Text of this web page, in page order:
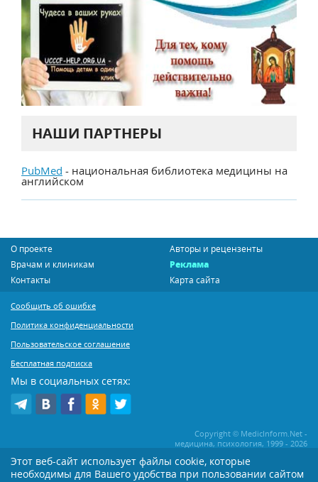
НАШИ ПАРТНЕРЫ
PubMed - национальная библиотека медицины на
английском
О проекте
Авторы и рецензенты
Врачам и клиникам
Реклама
Контакты
Карта сайта
Сообщить об ошибке
Политика конфиденциальности
Пользовательское соглашение
Бесплатная подписка
Мы в социальных сетях:
Copyright © MedicInform.Net -
медицина, психология, 1999 - 2026
Копирование или иное распространение статей нашего сайта строго
Этот веб-сайт использует файлы cookie, которые
необходимы для Вашего удобства при пользовании сайтом